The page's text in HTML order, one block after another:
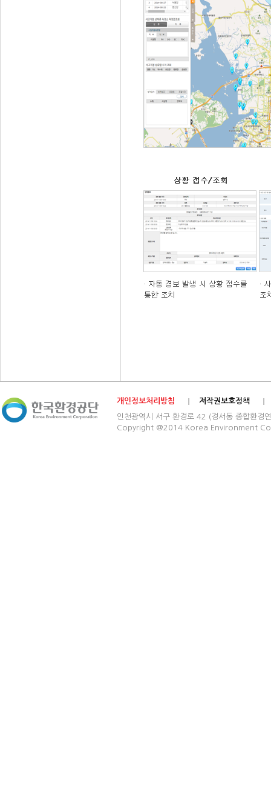
개인정보처리방침
저작권보호정책
인천광역시 서구 환경로 42 (경서동 종합
Copyright @2014 Korea Environment